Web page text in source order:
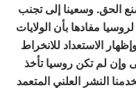
الحق. وسعينا إلى تجنب
مفادها بأن الولايات
الاستعداد للانخراط
وإن لم تكن روسيا تأخذ
النشر العلني المتعمد